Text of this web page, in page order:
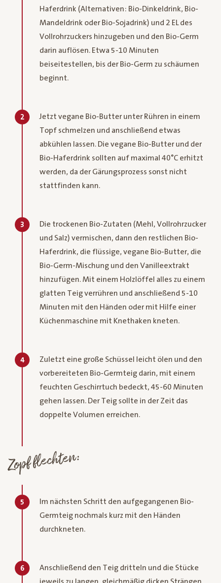
Haferdrink (Alternativen: Bio-Dinkeldrink, Bio-
Mandeldrink oder Bio-Sojadrink) und 2 EL des
Vollrohrzuckers hinzugeben und den Bio-Germ
darin auflösen. Etwa 5-10 Minuten
beiseitestellen, bis der Bio-Germ zu schäumen
beginnt.
2
Jetzt vegane Bio-Butter unter Rühren in einem
Topf schmelzen und anschließend etwas
abkühlen lassen. Die vegane Bio-Butter und der
Bio-Haferdrink sollten auf maximal 40°C erhitzt
werden, da der Gärungsprozess sonst nicht
stattfinden kann.
3
Die trockenen Bio-Zutaten (Mehl, Vollrohrzucker
und Salz) vermischen, dann den restlichen Bio-
Haferdrink, die flüssige, vegane Bio-Butter, die
Bio-Germ-Mischung und den Vanilleextrakt
hinzufügen. Mit einem Holzlöffel alles zu einem
glatten Teig verrühren und anschließend 5-10
Minuten mit den Händen oder mit Hilfe einer
Küchenmaschine mit Knethaken kneten.
4
Zuletzt eine große Schüssel leicht ölen und den
vorbereiteten Bio-Germteig darin, mit einem
feuchten Geschirrtuch bedeckt, 45-60 Minuten
gehen lassen. Der Teig sollte in der Zeit das
doppelte Volumen erreichen.
Zopf flechten:
5
Im nächsten Schritt den aufgegangenen Bio-
Germteig nochmals kurz mit den Händen
durchkneten.
6
Anschließend den Teig dritteln und die Stücke